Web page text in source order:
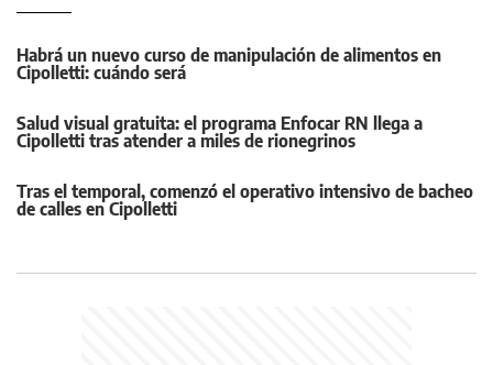
Habrá un nuevo curso de manipulación de alimentos en
Cipolletti: cuándo será
Salud visual gratuita: el programa Enfocar RN llega a
Cipolletti tras atender a miles de rionegrinos
Tras el temporal, comenzó el operativo intensivo de bacheo
de calles en Cipolletti